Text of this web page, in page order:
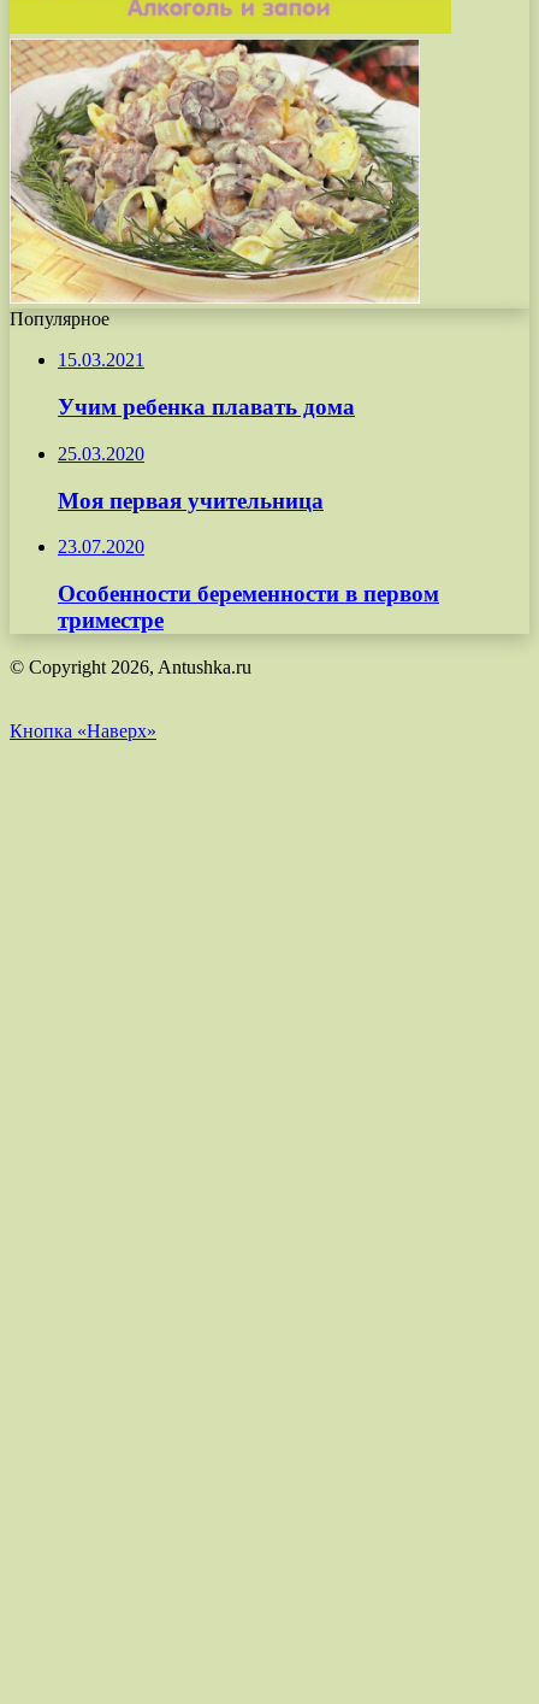
Популярное
15.03.2021
Учим ребенка плавать дома
25.03.2020
Моя первая учительница
23.07.2020
Особенности беременности в первом
триместре
© Copyright 2026, Antushka.ru
Кнопка «Наверх»